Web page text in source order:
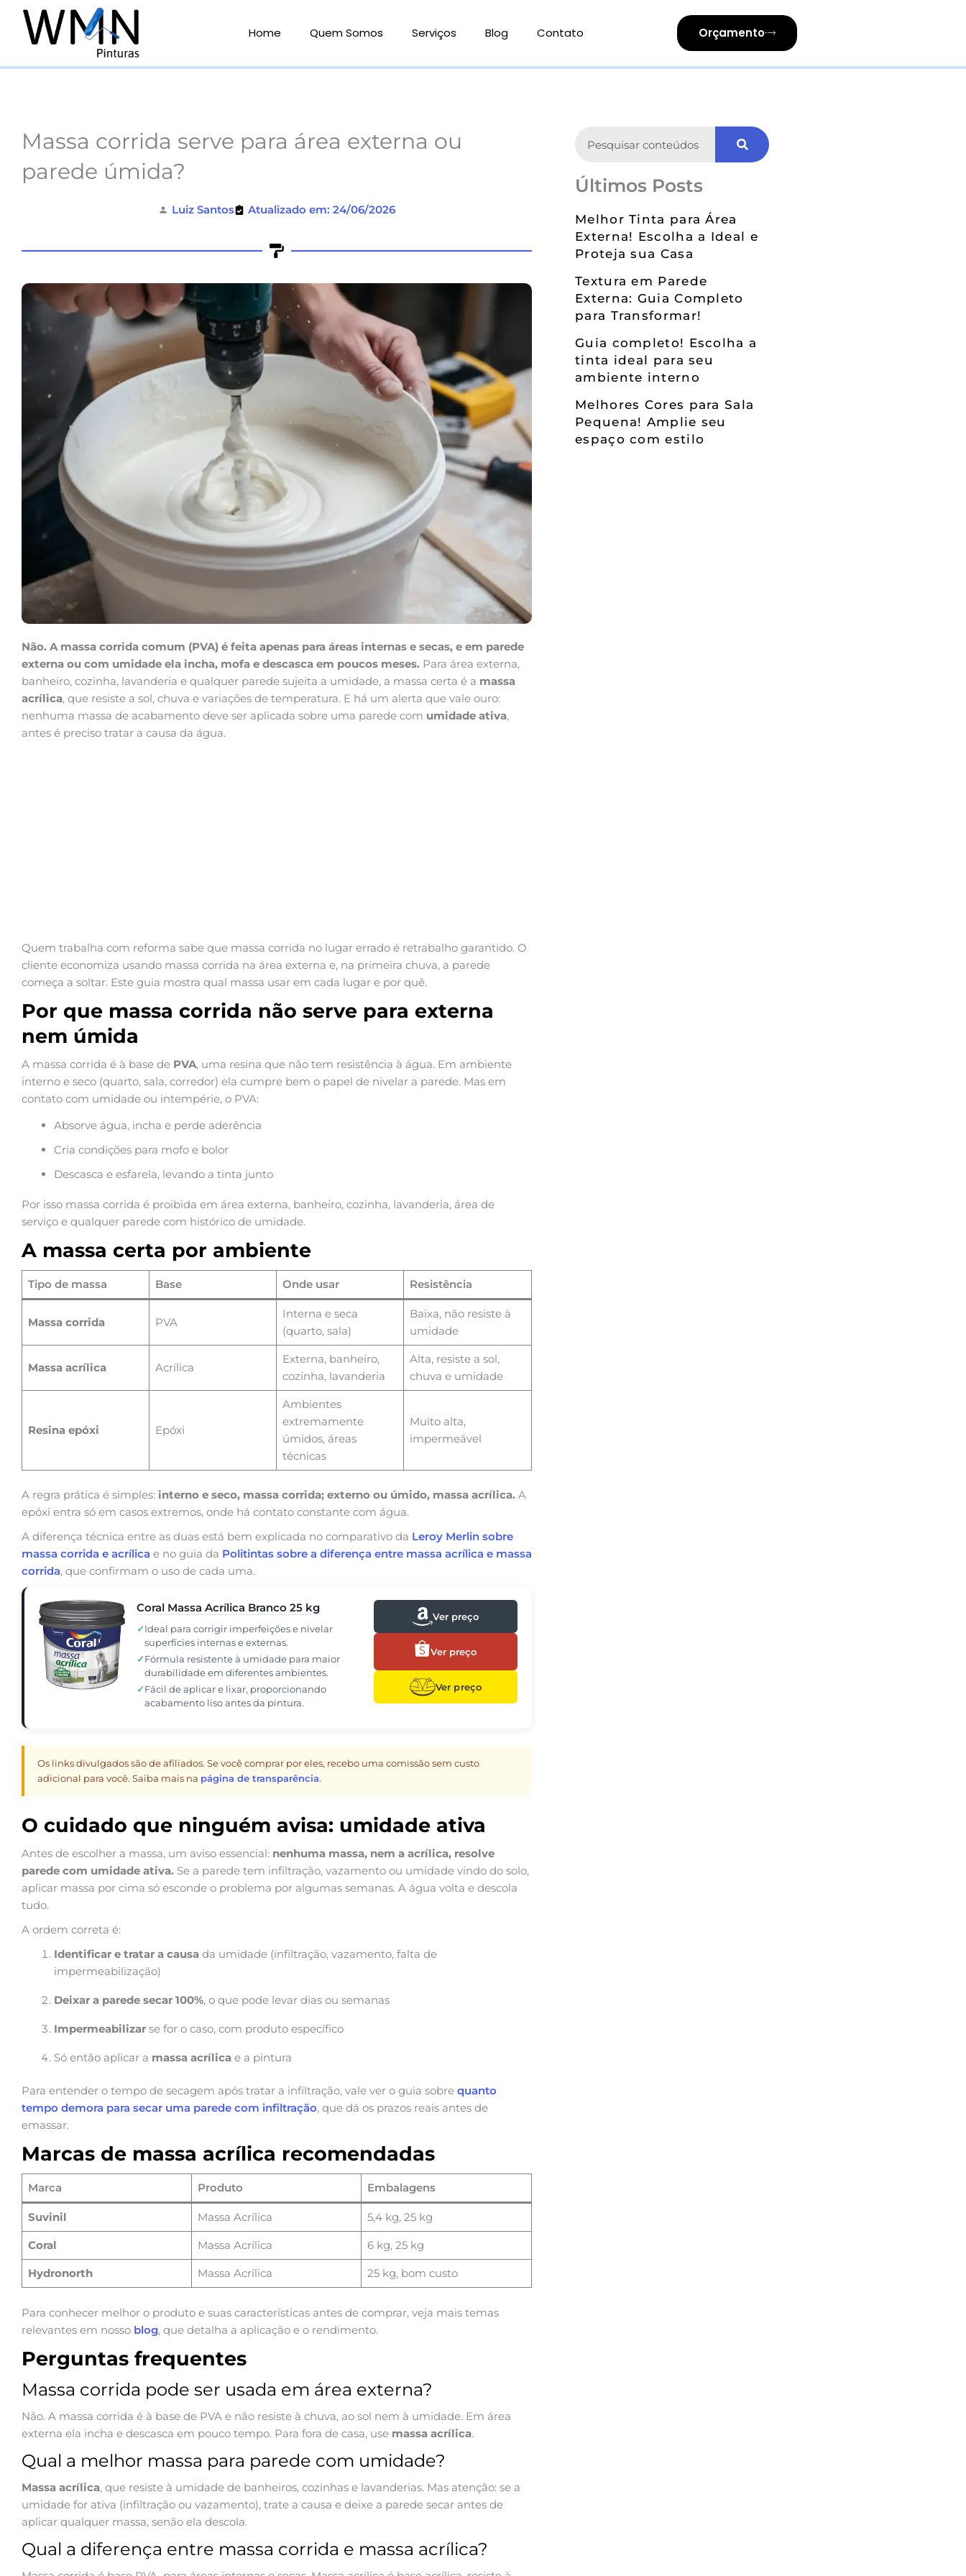
Home Quem Somos Serviços Blog Contato Orçamento
Massa corrida serve para área externa ou
parede úmida?
Luiz Santos Atualizado em: 24/06/2026
Não. A massa corrida comum (PVA) é feita apenas para áreas internas e secas, e em parede
externa ou com umidade ela incha, mofa e descasca em poucos meses. Para área externa,
banheiro, cozinha, lavanderia e qualquer parede sujeita a umidade, a massa certa é a massa
acrílica, que resiste a sol, chuva e variações de temperatura. E há um alerta que vale ouro:
nenhuma massa de acabamento deve ser aplicada sobre uma parede com umidade ativa,
antes é preciso tratar a causa da água.
Quem trabalha com reforma sabe que massa corrida no lugar errado é retrabalho garantido. O
cliente economiza usando massa corrida na área externa e, na primeira chuva, a parede
começa a soltar. Este guia mostra qual massa usar em cada lugar e por quê.
Por que massa corrida não serve para externa
nem úmida
A massa corrida é à base de PVA, uma resina que não tem resistência à água. Em ambiente
interno e seco (quarto, sala, corredor) ela cumpre bem o papel de nivelar a parede. Mas em
contato com umidade ou intempérie, o PVA:
Absorve água, incha e perde aderência
Cria condições para mofo e bolor
Descasca e esfarela, levando a tinta junto
Por isso massa corrida é proibida em área externa, banheiro, cozinha, lavanderia, área de
serviço e qualquer parede com histórico de umidade.
A massa certa por ambiente
Tipo de massa Base Onde usar Resistência
Massa corrida PVA
Interna e seca
(quarto, sala)
Baixa, não resiste à
umidade
Massa acrílica Acrílica
Externa, banheiro,
cozinha, lavanderia
Alta, resiste a sol,
chuva e umidade
Resina epóxi Epóxi
Ambientes
extremamente
úmidos, áreas
técnicas
Muito alta,
impermeável
A regra prática é simples: interno e seco, massa corrida; externo ou úmido, massa acrílica. A
epóxi entra só em casos extremos, onde há contato constante com água.
A diferença técnica entre as duas está bem explicada no comparativo da Leroy Merlin sobre
massa corrida e acrílica e no guia da Politintas sobre a diferença entre massa acrílica e massa
corrida, que confirmam o uso de cada uma.
Coral Massa Acrílica Branco 25 kg
✓Ideal para corrigir imperfeições e nivelar
superfícies internas e externas.
✓Fórmula resistente à umidade para maior
durabilidade em diferentes ambientes.
✓Fácil de aplicar e lixar, proporcionando
acabamento liso antes da pintura.
Ver preço
Ver preço
Ver preço
Os links divulgados são de afiliados. Se você comprar por eles, recebo uma comissão sem custo
adicional para você. Saiba mais na página de transparência.
O cuidado que ninguém avisa: umidade ativa
Antes de escolher a massa, um aviso essencial: nenhuma massa, nem a acrílica, resolve
parede com umidade ativa. Se a parede tem infiltração, vazamento ou umidade vindo do solo,
aplicar massa por cima só esconde o problema por algumas semanas. A água volta e descola
tudo.
A ordem correta é:
Identificar e tratar a causa da umidade (infiltração, vazamento, falta de
impermeabilização)
Deixar a parede secar 100%, o que pode levar dias ou semanas
Impermeabilizar se for o caso, com produto específico
Só então aplicar a massa acrílica e a pintura
Para entender o tempo de secagem após tratar a infiltração, vale ver o guia sobre quanto
tempo demora para secar uma parede com infiltração, que dá os prazos reais antes de
emassar.
Marcas de massa acrílica recomendadas
Marca Produto Embalagens
Suvinil Massa Acrílica 5,4 kg, 25 kg
Coral Massa Acrílica 6 kg, 25 kg
Hydronorth Massa Acrílica 25 kg, bom custo
Para conhecer melhor o produto e suas características antes de comprar, veja mais temas
relevantes em nosso blog, que detalha a aplicação e o rendimento.
Perguntas frequentes
Massa corrida pode ser usada em área externa?
Não. A massa corrida é à base de PVA e não resiste à chuva, ao sol nem à umidade. Em área
externa ela incha e descasca em pouco tempo. Para fora de casa, use massa acrílica.
Qual a melhor massa para parede com umidade?
Massa acrílica, que resiste à umidade de banheiros, cozinhas e lavanderias. Mas atenção: se a
umidade for ativa (infiltração ou vazamento), trate a causa e deixe a parede secar antes de
aplicar qualquer massa, senão ela descola.
Qual a diferença entre massa corrida e massa acrílica?
Últimos Posts
Melhor Tinta para Área
Externa! Escolha a Ideal e
Proteja sua Casa
Textura em Parede
Externa: Guia Completo
para Transformar!
Guia completo! Escolha a
tinta ideal para seu
ambiente interno
Melhores Cores para Sala
Pequena! Amplie seu
espaço com estilo